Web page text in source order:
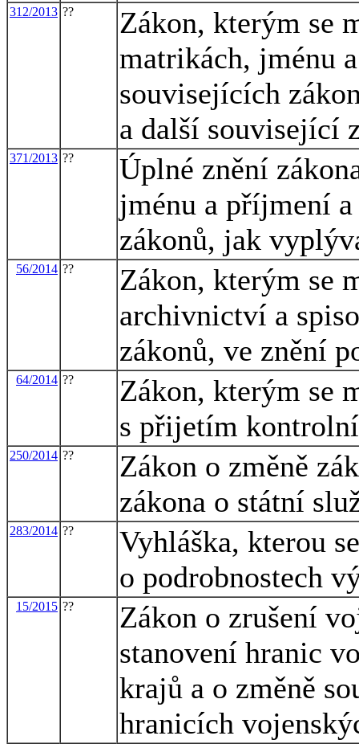
312/2013 ??
Zákon, kterým se
matrikách, jménu
souvisejících
a další související
371/2013 ??
Úplné znění
jménu a příjmení
zákonů, jak
56/2014 ??
Zákon, kterým se
archivnictví a
zákonů, ve znění
64/2014 ??
Zákon, kterým se
s přijetím
250/2014 ??
Zákon o změně
zákona o státní
283/2014 ??
Vyhláška, kterou
o podrobnostech
15/2015 ??
Zákon o zrušení
stanovení hranic
krajů a o změně
hranicích